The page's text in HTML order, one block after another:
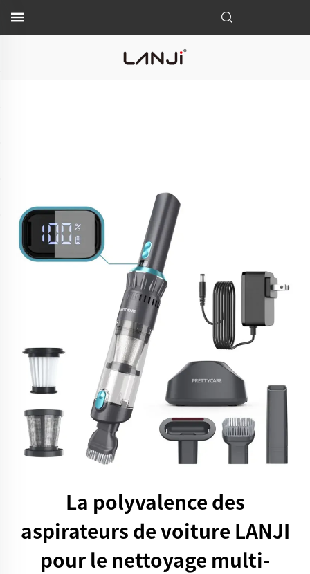
La polyvalence des
aspirateurs de voiture LANJI
pour le nettoyage multi-